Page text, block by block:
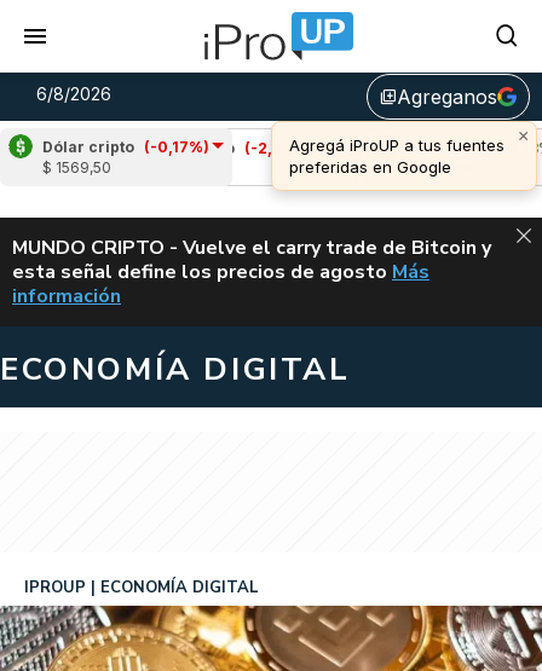
6/8/2026 library_addAgreganos
Dólar cripto (-0,17%)
$ 1569,50
Cardano (-2,63%)
Avalanche (0,18%)
u$s 6,69
ALERTA
MUNDO CRIPTO - Vuelve el carry trade de Bitcoin y
esta señal define los precios de agosto VUELVE EL
Más
información
ECONOMÍA DIGITAL
IPROUP ECONOMÍA DIGITAL